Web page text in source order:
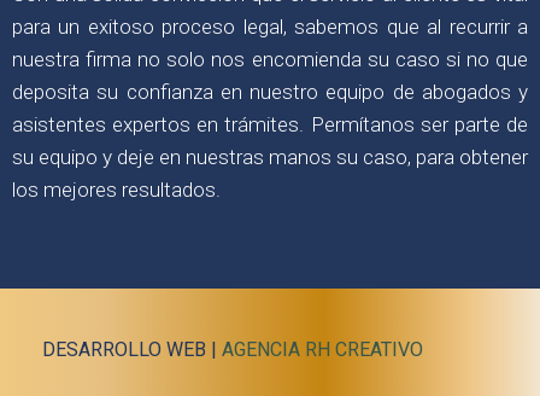
para un exitoso proceso legal, sabemos que al recurrir a
nuestra firma no solo nos encomienda su caso si no que
deposita su confianza en nuestro equipo de abogados y
asistentes expertos en trámites. Permítanos ser parte de
su equipo y deje en nuestras manos su caso, para obtener
los mejores resultados.
DESARROLLO WEB | AGENCIA RH CREATIVO